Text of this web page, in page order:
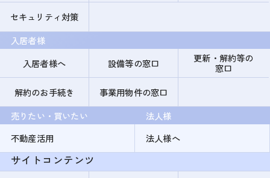
セキュリティ対策
入居者様
入居者様へ
設備等の窓口
更新・解約等の
窓口
解約のお手続き
事業用物件の窓口
売りたい・買いたい
不動産活用
法人様
法人様へ
サイトコンテンツ